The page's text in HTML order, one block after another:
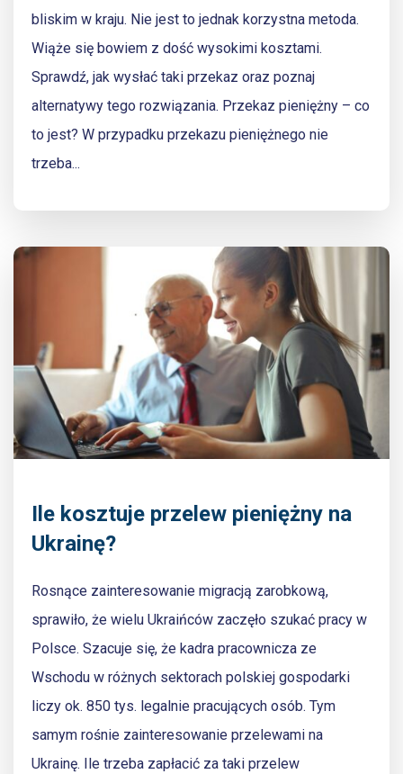
bliskim w kraju. Nie jest to jednak korzystna metoda.
Wiąże się bowiem z dość wysokimi kosztami.
Sprawdź, jak wysłać taki przekaz oraz poznaj
alternatywy tego rozwiązania. Przekaz pieniężny – co
to jest? W przypadku przekazu pieniężnego nie
trzeba...
Ile kosztuje przelew pieniężny na
Ukrainę?
Rosnące zainteresowanie migracją zarobkową,
sprawiło, że wielu Ukraińców zaczęło szukać pracy w
Polsce. Szacuje się, że kadra pracownicza ze
Wschodu w różnych sektorach polskiej gospodarki
liczy ok. 850 tys. legalnie pracujących osób. Tym
samym rośnie zainteresowanie przelewami na
Ukrainę. Ile trzeba zapłacić za taki przelew